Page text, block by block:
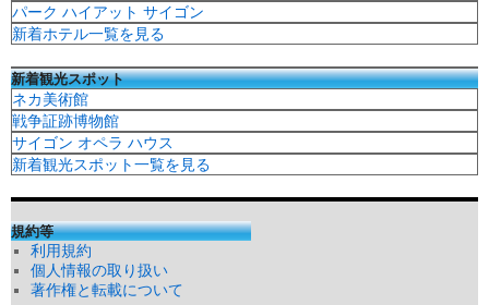
パーク ハイアット サイゴン
新着ホテル一覧を見る
新着観光スポット
ネカ美術館
戦争証跡博物館
サイゴン オペラ ハウス
新着観光スポット一覧を見る
規約等
利用規約
個人情報の取り扱い
著作権と転載について